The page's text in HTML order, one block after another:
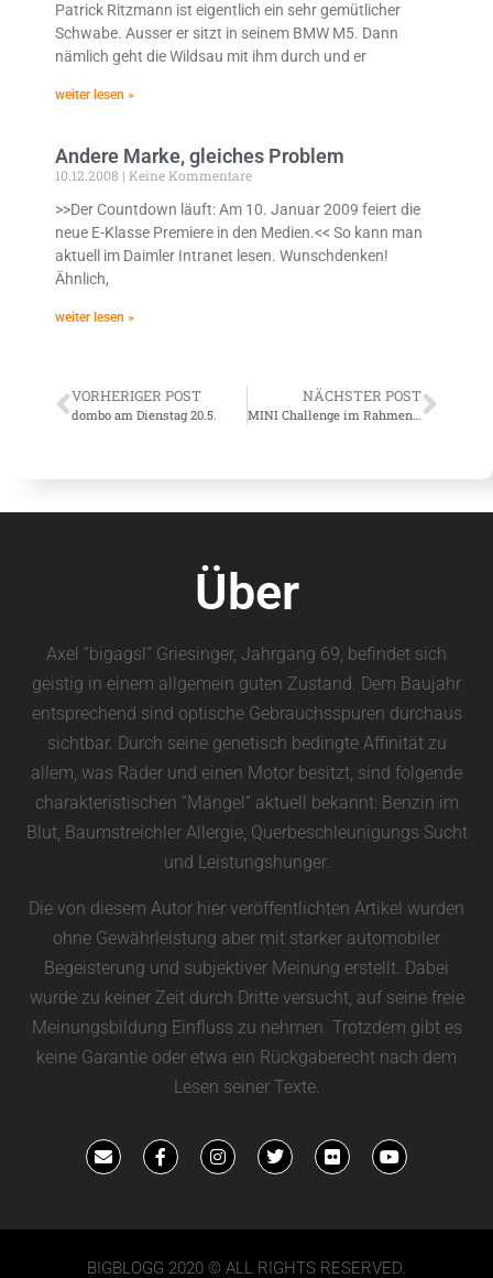
Patrick Ritzmann ist eigentlich ein sehr gemütlicher
Schwabe. Ausser er sitzt in seinem BMW M5. Dann
nämlich geht die Wildsau mit ihm durch und er
weiter lesen »
Andere Marke, gleiches Problem
10.12.2008
Keine Kommentare
>>Der Countdown läuft: Am 10. Januar 2009 feiert die
neue E-Klasse Premiere in den Medien.<< So kann man
aktuell im Daimler Intranet lesen. Wunschdenken!
Ähnlich,
weiter lesen »
VORHERIGER POST
dombo am Dienstag 20.5.
NÄCHSTER POST
MINI Challenge im Rahmen des 24h Rennen
Über
Axel “bigagsl” Griesinger, Jahrgang 69, befindet sich
geistig in einem allgemein guten Zustand. Dem Baujahr
entsprechend sind optische Gebrauchsspuren durchaus
sichtbar. Durch seine genetisch bedingte Affinität zu
allem, was Räder und einen Motor besitzt, sind folgende
charakteristischen “Mängel” aktuell bekannt: Benzin im
Blut, Baumstreichler Allergie, Querbeschleunigungs Sucht
und Leistungshunger.
Die von diesem Autor hier veröffentlichten Artikel wurden
ohne Gewährleistung aber mit starker automobiler
Begeisterung und subjektiver Meinung erstellt. Dabei
wurde zu keiner Zeit durch Dritte versucht, auf seine freie
Meinungsbildung Einfluss zu nehmen. Trotzdem gibt es
keine Garantie oder etwa ein Rückgaberecht nach dem
Lesen seiner Texte.
BIGBLOGG 2020 © ALL RIGHTS RESERVED.